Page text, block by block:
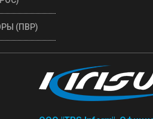
(ПВР)